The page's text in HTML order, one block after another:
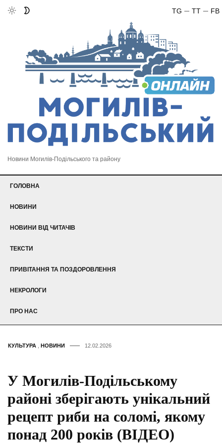
FB
TT
TG
Новини Могилів-Подільського та району
ГОЛОВНА
НОВИНИ
НОВИНИ ВІД ЧИТАЧІВ
ТЕКСТИ
ПРИВІТАННЯ ТА ПОЗДОРОВЛЕННЯ
НЕКРОЛОГИ
ПРО НАС
КУЛЬТУРА НОВИНИ 12.02.2026
У Могилів-Подільському
районі зберігають унікальний
рецепт риби на соломі, якому
понад 200 років (ВІДЕО)